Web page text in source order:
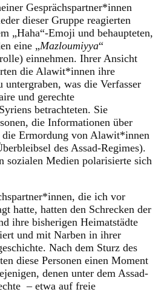
Gesprächspartner*innen
dieser Gruppe reagierten
„Haha“-Emoji und behaupteten,
eine „Mazloumiyya“
einnehmen. Ihrer Ansicht
die Alawit*innen ihre
was die Verfasser
und gerechte
betrachteten. Sie
die Informationen über
die Ermordung von Alawit*innen
des Assad-Regimes).
sozialen Medien polarisierte sich
die ich vor
hatte, hatten den Schrecken der
ihre bisherigen Heimatstädte
und mit Narben in ihrer
Nach dem Sturz des
diese Personen einen Moment
denen unter dem Assad-
– etwa auf freie